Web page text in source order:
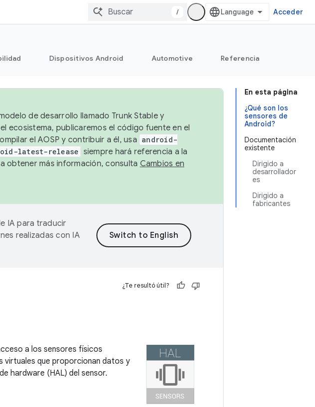
/ Acceder
Dispositivos Android Automotive Referencia
En esta página
¿Qué son los
sensores de
Android?
Documentación
existente
Dirigido a
desarrollador
es
Dirigido a
fabricantes
de desarrollo llamado Trunk Stable y
ecosistema, publicaremos el código fuente en el
el AOSP y contribuir a él, usa android-
latest-release siempre hará referencia a la
obtener más información, consulta Cambios en
IA para traducir
realizadas con IA
¿Te resultó útil?
a los sensores físicos
virtuales que proporcionan datos y
hardware (HAL) del sensor.